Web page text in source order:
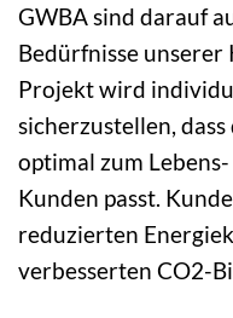
GWBA sind darauf
Bedürfnisse unserer
Projekt wird
sicherzustellen,
optimal zum
Kunden passt.
reduzierten
verbesserten CO2-